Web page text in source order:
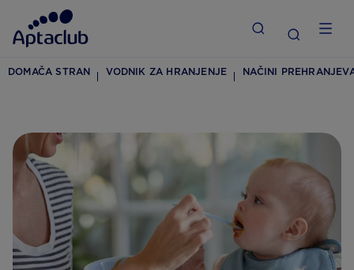
DOMAČA STRAN VODNIK ZA HRANJENJE NAČINI